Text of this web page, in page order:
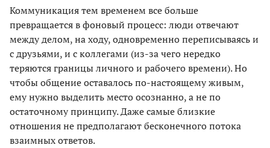
Коммуникация тем временем все больше
превращается в фоновый процесс: люди отвечают
между делом, на ходу, одновременно переписываясь и
с друзьями, и с коллегами (из-за чего нередко
теряются границы личного и рабочего времени). Но
чтобы общение оставалось по-настоящему живым,
ему нужно выделить место осознанно, а не по
остаточному принципу. Даже самые близкие
отношения не предполагают бесконечного потока
взаимных ответов.